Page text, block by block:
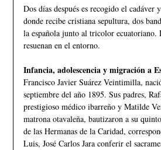
Dos días después es recogido el cadáver
donde recibe cristiana sepultura, dos
la española junto al tricolor ecuatoriano.
resuenan en el entorno.
Infancia, adolescencia y migración a
Francisco Javier Suárez Veintimilla,
septiembre del año 1895. Sus padres,
prestigioso médico ibarreño y Matilde
matrona otavaleña, bautizaron a su
de las Hermanas de la Caridad,
Luis, José Carlos Jara conferir el